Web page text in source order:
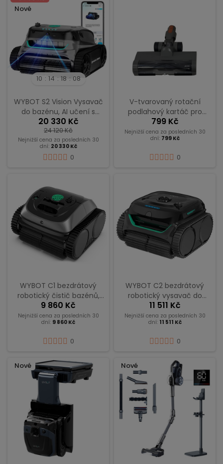
Nové
10 14 18 08
WYBOT S2 Vision Vysavač
do bazénu, AI učení s
navigací pomocí vizuální
kamery
20 330 Kč
24 120 Kč
Nejnižší cena za posledních 30
dní: 20 330 Kč
0
V-tvarovaný rotační
podlahový kartáč pro
JIGOO C200
799 Kč
Nejnižší cena za posledních 30
dní: 799 Kč
0
WYBOT C1 bezdrátový
robotický čistič bazénů,
výdrž 150 min, plánování
trasy, ovládání přes
aplikaci
9 860 Kč
Nejnižší cena za posledních 30
dní: 9 860 Kč
0
WYBOT C2 bezdrátový
robotický vysavač do
bazénů, čištění stěn a
vodní hladiny, duální
filtrační systém
11 511 Kč
Nejnižší cena za posledních 30
dní: 11 511 Kč
0
Nové Nové